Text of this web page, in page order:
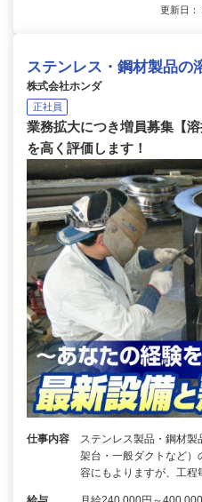
更新日
ステンレス・鋼材製品の
株式会社ホンダ
正社員
業務拡大につき増員募集【
を高く評価します！
仕事内容
ステンレス製品・鋼材製
架台・一般ダクトなど
容にもよりますが、工